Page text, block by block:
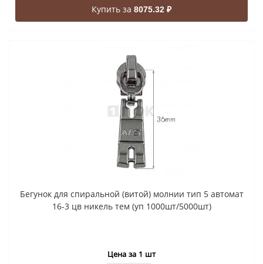
Купить за 8075.32 ₽
Бегунок для спиральной (витой) молнии тип 5 автомат
16-3 цв никель тем (уп 1000шт/5000шт)
Цена за 1 шт